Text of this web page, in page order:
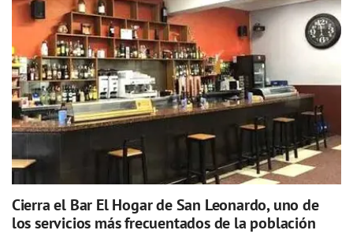
Cierra el Bar El Hogar de San Leonardo, uno de
los servicios más frecuentados de la población